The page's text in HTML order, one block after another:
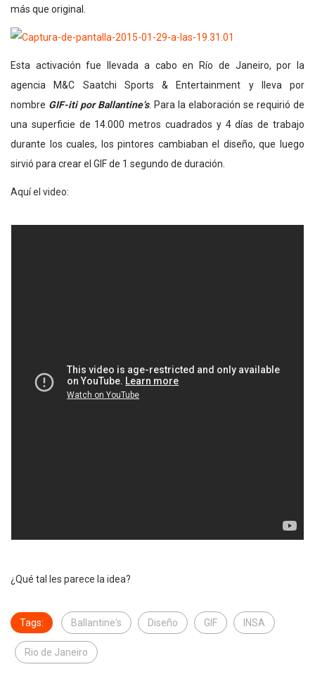
más que original.
Esta activación fue llevada a cabo en Río de Janeiro, por la
agencia M&C Saatchi Sports & Entertainment y lleva por
nombre GIF-iti por Ballantine’s. Para la elaboración se requirió de
una superficie de 14.000 metros cuadrados y 4 días de trabajo
durante los cuales, los pintores cambiaban el diseño, que luego
sirvió para crear el GIF de 1 segundo de duración.
Aquí el video:
¿Qué tal les parece la idea?
Tags: Ballantine's Diseño GIF INSA
Rio de Janeiro